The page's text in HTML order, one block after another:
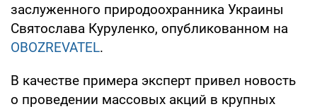
заслуженного природоохранника Украины
Святослава Куруленко, опубликованном на
OBOZREVATEL.
В качестве примера эксперт привел новость
о проведении массовых акций в крупных